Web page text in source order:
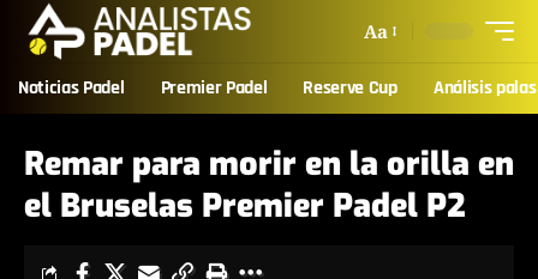
Aa
Noticias Padel Premier Padel Reserve Cup Análisis palas
Remar para morir en la orilla en
el Bruselas Premier Padel P2